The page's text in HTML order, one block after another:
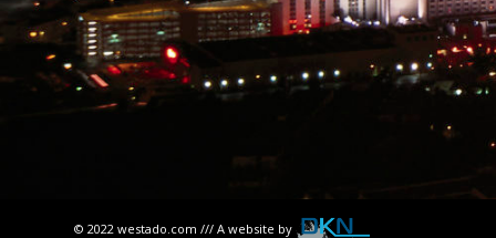
© 2022 westado.com /// A website by